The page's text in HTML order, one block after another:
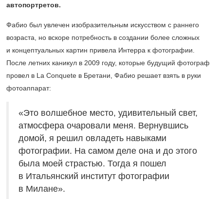
автопортретов.
Фабио был увлечен изобразительным искусством с раннего
возраста, но вскоре потребность в создании более сложных
и концептуальных картин привела Интерра к фотографии.
После летних каникул в 2009 году, которые будущий фотограф
провел в La Conquete в Бретани, Фабио решает взять в руки
фотоаппарат:
«Это волшебное место, удивительный свет,
атмосфера очаровали меня. Вернувшись
домой, я решил овладеть навыками
фотографии. На самом деле она и до этого
была моей страстью. Тогда я пошел
в Итальянский институт фотографии
в Милане».